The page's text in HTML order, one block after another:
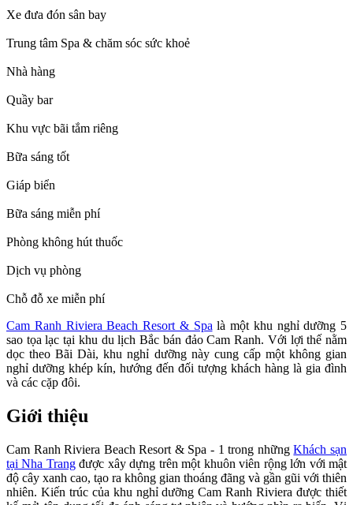
Xe đưa đón sân bay
Trung tâm Spa & chăm sóc sức khoẻ
Nhà hàng
Quầy bar
Khu vực bãi tắm riêng
Bữa sáng tốt
Giáp biển
Bữa sáng miễn phí
Phòng không hút thuốc
Dịch vụ phòng
Chỗ đỗ xe miễn phí
Cam Ranh Riviera Beach Resort & Spa là một khu nghỉ dưỡng 5
sao tọa lạc tại khu du lịch Bắc bán đảo Cam Ranh. Với lợi thế nằm
dọc theo Bãi Dài, khu nghỉ dưỡng này cung cấp một không gian
nghỉ dưỡng khép kín, hướng đến đối tượng khách hàng là gia đình
và các cặp đôi.
Giới thiệu
Cam Ranh Riviera Beach Resort & Spa - 1 trong nhữngKhách sạn
tại Nha Trangđược xây dựng trên một khuôn viên rộng lớn với mật
độ cây xanh cao, tạo ra không gian thoáng đãng và gần gũi với thiên
nhiên. Kiến trúc của khu nghỉ dưỡng Cam Ranh Riviera được thiết